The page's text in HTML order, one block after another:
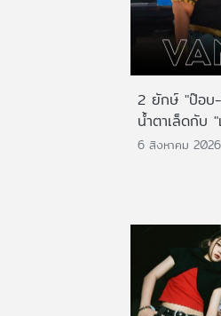
2 ยักษ์ "ป๊อบ-
น้ำตาเล็ดกับ
6 สิงหาคม 2026